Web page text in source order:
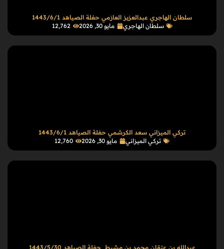
سلطان الهاجري عبدالعزيز العازمي حفلة الصياهد 1443/6/1
سلطان الهاجري
مايو 30, 2026 12٬762
تركي الميزاني سعد الكرشمي حفلة الصياهد 1443/6/1
تركي الميزاني
مايو 30, 2026 12٬760
عبدالله بن عتقان محمد بن مشيط حفلة الصياهد 1443/5/30